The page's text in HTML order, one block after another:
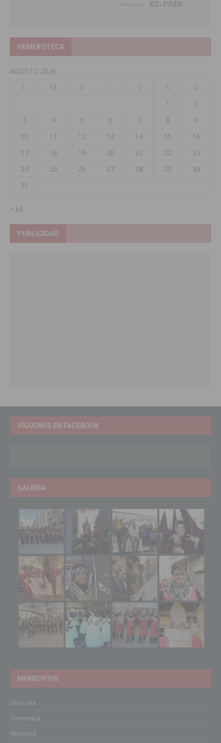
HEMEROTECA
AGOSTO 2026
L
M X J V S
D
1
2
3
4 5 6 7 8
9
10
11 12 13 14 15
16
17
18 19 20 21 22
23
24
25 26 27 28 29
30
31
« Jul
PUBLICIDAD
SÍGUENOS EN FACEBOOK
GALERIA
MUNICIPIOS
Orihuela
Torrevieja
Almoradí